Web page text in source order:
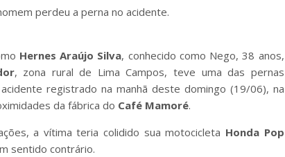
perdeu a perna no acidente.
Hernes Araújo Silva, conhecido como Nego, 38 anos,
, zona rural de Lima Campos, teve uma das pernas
registrado na manhã deste domingo (19/06), na
da fábrica do Café Mamoré.
a vítima teria colidido sua motocicleta Honda Pop
sentido contrário.